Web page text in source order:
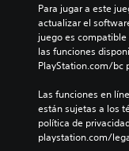
Para jugar a este
actualizar el
juego es
las funciones
PlayStation.com/bc
Las funciones en
están sujetas a los
política de
playstation.com/